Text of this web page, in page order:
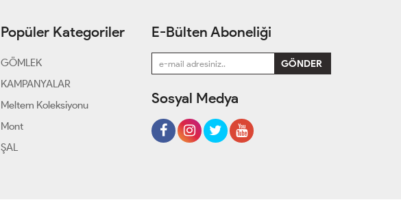
Popüler Kategoriler
GÖMLEK
KAMPANYALAR
Meltem Koleksiyonu
Mont
ŞAL
E-Bülten Aboneliği
Sosyal Medya